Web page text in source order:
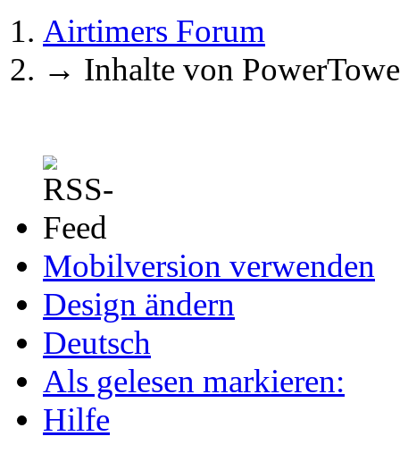
Airtimers Forum
→ Inhalte von
Mobilversion verwenden
Design ändern
Deutsch
Als gelesen markieren:
Hilfe